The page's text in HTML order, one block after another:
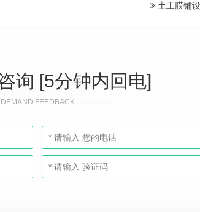
土工膜铺
询 [5分钟内回电]
DEMAND FEEDBACK